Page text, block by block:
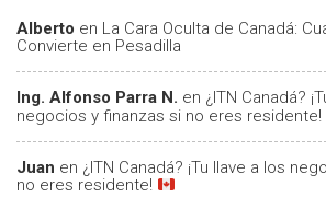
Alberto en La Cara Oculta de Canadá:
Convierte en Pesadilla
Ing. Alfonso Parra N. en ¿ITN Canadá?
negocios y finanzas si no eres residente!
Juan en ¿ITN Canadá? ¡Tu llave a los
no eres residente!